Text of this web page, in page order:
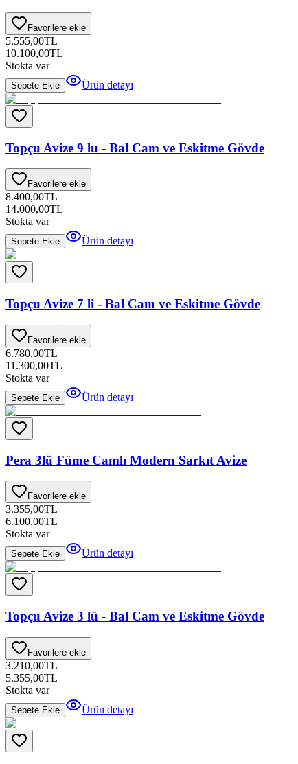
Favorilere ekle
5.555,00TL
10.100,00TL
Stokta var
Sepete Ekle Ürün detayı
Topçu Avize 9 lu - Bal Cam ve Eskitme Gövde
Favorilere ekle
8.400,00TL
14.000,00TL
Stokta var
Sepete Ekle Ürün detayı
Topçu Avize 7 li - Bal Cam ve Eskitme Gövde
Favorilere ekle
6.780,00TL
11.300,00TL
Stokta var
Sepete Ekle Ürün detayı
Pera 3lü Füme Camlı Modern Sarkıt Avize
Favorilere ekle
3.355,00TL
6.100,00TL
Stokta var
Sepete Ekle Ürün detayı
Topçu Avize 3 lü - Bal Cam ve Eskitme Gövde
Favorilere ekle
3.210,00TL
5.355,00TL
Stokta var
Sepete Ekle Ürün detayı